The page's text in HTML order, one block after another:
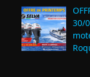
30/